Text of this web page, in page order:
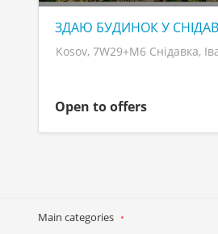
ЗДАЮ БУДИНОК У
Kosov, 7W29+M6 Снідавка,
Open to offers
Main categories